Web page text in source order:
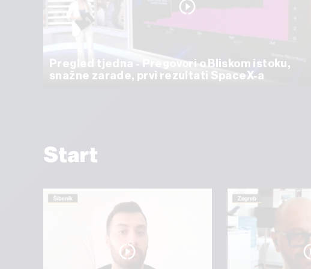
Pregled tjedna - Pregovori o Bliskom istoku,
snažne zarade, prvi rezultati SpaceX-a
Start